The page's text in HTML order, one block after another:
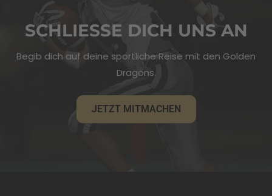
SCHLIESSE DICH UNS AN
Begib dich auf deine sportliche Reise mit den Golden
Dragons.
JETZT MITMACHEN